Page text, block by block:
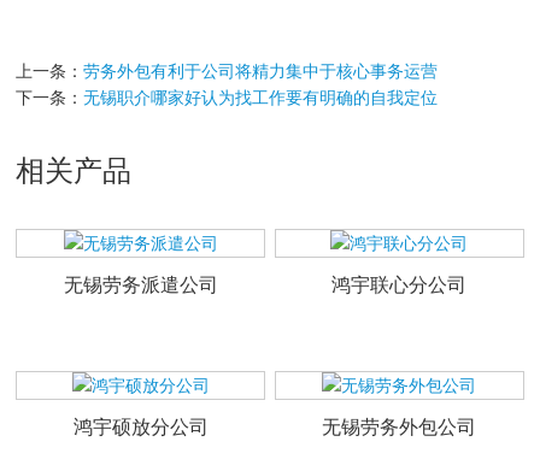
上一条：劳务外包有利于公司将精力集中于核心事务运营
下一条：无锡职介哪家好认为找工作要有明确的自我定位
相关产品
无锡劳务派遣公司 鸿宇联心分公司
鸿宇硕放分公司 无锡劳务外包公司